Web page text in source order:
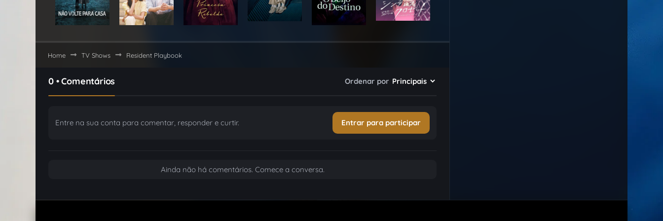
Home TV Shows Resident Playbook
0 • Comentários Ordenar por
Entre na sua conta para comentar, responder e curtir. Entrar para participar
Ainda não há comentários. Comece a conversa.